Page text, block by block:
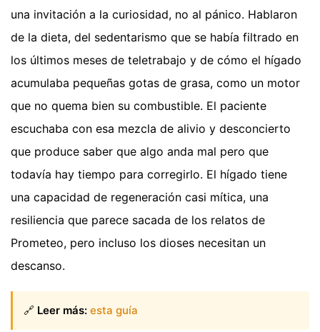
una invitación a la curiosidad, no al pánico. Hablaron
de la dieta, del sedentarismo que se había filtrado en
los últimos meses de teletrabajo y de cómo el hígado
acumulaba pequeñas gotas de grasa, como un motor
que no quema bien su combustible. El paciente
escuchaba con esa mezcla de alivio y desconcierto
que produce saber que algo anda mal pero que
todavía hay tiempo para corregirlo. El hígado tiene
una capacidad de regeneración casi mítica, una
resiliencia que parece sacada de los relatos de
Prometeo, pero incluso los dioses necesitan un
descanso.
🔗 Leer más: esta guía